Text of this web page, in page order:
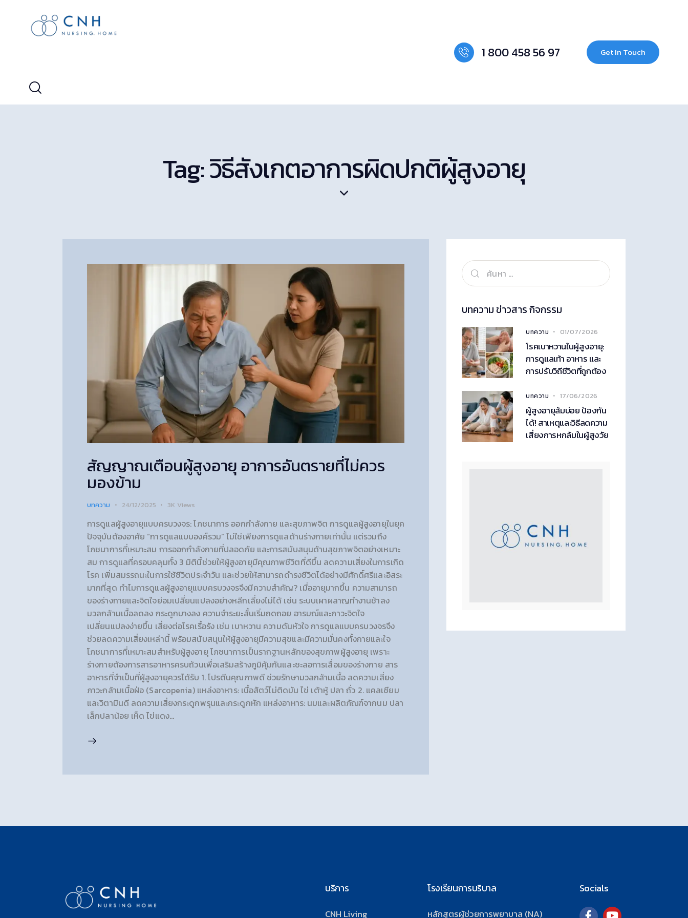
1 800 458 56 97 Get In Touch
Tag: วิธีสังเกตอาการผิดปกติผู้สูงอายุ
สัญญาณเตือนผู้สูงอายุ อาการอันตรายที่ไม่ควร
มองข้าม
บทความ 24/12/2025 3K Views
การดูแลผู้สูงอายุแบบครบวงจร: โภชนาการ ออกกำลังกาย และสุขภาพจิต การดูแลผู้สูงอายุในยุค
ปัจจุบันต้องอาศัย “การดูแลแบบองค์รวม” ไม่ใช่เพียงการดูแลด้านร่างกายเท่านั้น แต่รวมถึง
โภชนาการที่เหมาะสม การออกกำลังกายที่ปลอดภัย และการสนับสนุนด้านสุขภาพจิตอย่างเหมาะ
สม การดูแลที่ครอบคลุมทั้ง 3 มิตินี้ช่วยให้ผู้สูงอายุมีคุณภาพชีวิตที่ดีขึ้น ลดความเสี่ยงในการเกิด
โรค เพิ่มสมรรถนะในการใช้ชีวิตประจำวัน และช่วยให้สามารถดำรงชีวิตได้อย่างมีศักดิ์ศรีและอิสระ
มากที่สุด ทำไมการดูแลผู้สูงอายุแบบครบวงจรจึงมีความสำคัญ? เมื่ออายุมากขึ้น ความสามารถ
ของร่างกายและจิตใจย่อมเปลี่ยนแปลงอย่างหลีกเลี่ยงไม่ได้ เช่น ระบบเผาผลาญทำงานช้าลง
มวลกล้ามเนื้อลดลง กระดูกบางลง ความจำระยะสั้นเริ่มถดถอย อารมณ์และภาวะจิตใจ
เปลี่ยนแปลงง่ายขึ้น เสี่ยงต่อโรคเรื้อรัง เช่น เบาหวาน ความดันหัวใจ การดูแลแบบครบวงจรจึง
ช่วยลดความเสี่ยงเหล่านี้ พร้อมสนับสนุนให้ผู้สูงอายุมีความสุขและมีความมั่นคงทั้งกายและใจ
โภชนาการที่เหมาะสมสำหรับผู้สูงอายุ โภชนาการเป็นรากฐานหลักของสุขภาพผู้สูงอายุ เพราะ
ร่างกายต้องการสารอาหารครบถ้วนเพื่อเสริมสร้างภูมิคุ้มกันและชะลอการเสื่อมของร่างกาย สาร
อาหารที่จำเป็นที่ผู้สูงอายุควรได้รับ 1. โปรตีนคุณภาพดี ช่วยรักษามวลกล้ามเนื้อ ลดความเสี่ยง
ภาวะกล้ามเนื้อฝ่อ (Sarcopenia) แหล่งอาหาร: เนื้อสัตว์ไม่ติดมัน ไข่ เต้าหู้ ปลา ถั่ว 2. แคลเซียม
และวิตามินดี ลดความเสี่ยงกระดูกพรุนและกระดูกหัก แหล่งอาหาร: นมและผลิตภัณฑ์จากนม ปลา
เล็กปลาน้อย เห็ด ไข่แดง…
บทความ ข่าวสาร กิจกรรม
บทความ 01/07/2026
โรคเบาหวานในผู้สูงอายุ:
การดูแลเท้า อาหาร และ
การปรับวิถีชีวิตที่ถูกต้อง
บทความ 17/06/2026
ผู้สูงอายุล้มบ่อย ป้องกัน
ได้! สาเหตุและวิธีลดความ
เสี่ยงการหกล้มในผู้สูงวัย
บริการ
CNH Living
โรงเรียนการบริบาล
หลักสูตรผู้ช่วยการพยาบาล (NA)
Socials